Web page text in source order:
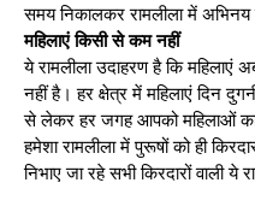
समय निकालकर रामलीला में अभिनय
महिलाएं किसी से कम नहीं
ये रामलीला उदाहरण है कि महिलाएं
नहीं है। हर क्षेत्र में महिलाएं दिन
से लेकर हर जगह आपको महिलाओं
हमेशा रामलीला में पुरूषों को ही
निभाए जा रहे सभी किरदारों वाली ये